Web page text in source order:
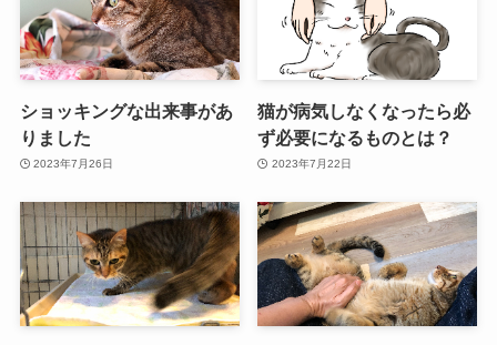
ショッキングな出来事があ
りました
2023年7月26日
猫が病気しなくなったら必
ず必要になるものとは？
2023年7月22日